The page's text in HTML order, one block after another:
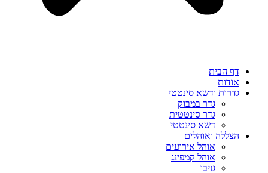
דף הבית
אודות
גדרות ודשא סינטטי
גדר במבוק
גדר סינטטית
דשא סינטטי
הצללה ואוהלים
אוהל אירועים
אוהל קמפינג
גזיבו